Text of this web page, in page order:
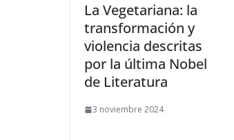
La Vegetariana: la
transformación y
violencia descritas
por la última Nobel
de Literatura
3 noviembre 2024